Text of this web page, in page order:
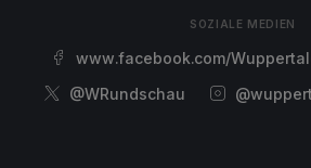
SOZIALE MEDIEN
www.facebook.com/
@WRundschau